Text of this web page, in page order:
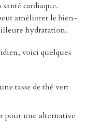
cardiaque.
améliorer le bien-
hydratation.
voici quelques
tasse de thé vert
pour une alternative